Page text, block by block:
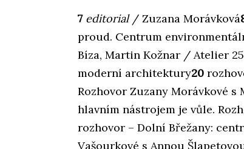
7 editorial/ Zuzana Morávková
proud. Centrum
Bíza, Martin Kožnar / Atelier
moderní architektury20
Rozhovor Zuzany Morávkové s
hlavním nástrojem je vůle.
rozhovor – Dolní Břežany:
Vašourkové s Annou